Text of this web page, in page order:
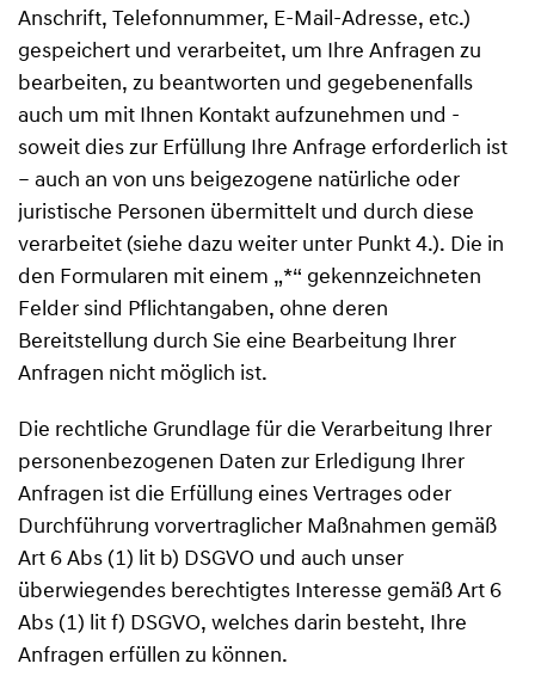
Anschrift, Telefonnummer, E-Mail-Adresse, etc.)
gespeichert und verarbeitet, um Ihre Anfragen zu
bearbeiten, zu beantworten und gegebenenfalls
auch um mit Ihnen Kontakt aufzunehmen und -
soweit dies zur Erfüllung Ihre Anfrage erforderlich ist
– auch an von uns beigezogene natürliche oder
juristische Personen übermittelt und durch diese
verarbeitet (siehe dazu weiter unter Punkt 4.). Die in
den Formularen mit einem „*“ gekennzeichneten
Felder sind Pflichtangaben, ohne deren
Bereitstellung durch Sie eine Bearbeitung Ihrer
Anfragen nicht möglich ist.
Die rechtliche Grundlage für die Verarbeitung Ihrer
personenbezogenen Daten zur Erledigung Ihrer
Anfragen ist die Erfüllung eines Vertrages oder
Durchführung vorvertraglicher Maßnahmen gemäß
Art 6 Abs (1) lit b) DSGVO und auch unser
überwiegendes berechtigtes Interesse gemäß Art 6
Abs (1) lit f) DSGVO, welches darin besteht, Ihre
Anfragen erfüllen zu können.